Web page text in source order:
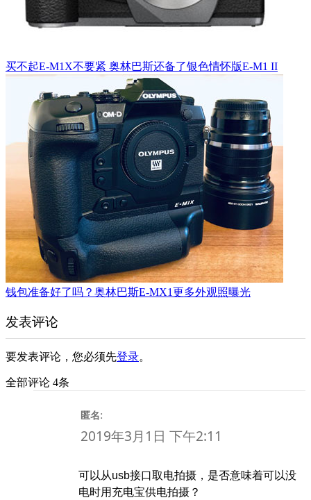
买不起E-M1X不要紧 奥林巴斯还备了银色情怀版E-M1 II
钱包准备好了吗？奥林巴斯E-MX1更多外观照曝光
发表评论
要发表评论，您必须先登录。
全部评论 4条
匿名:
2019年3月1日 下午2:11
可以从usb接口取电拍摄，是否意味着可以没
电时用充电宝供电拍摄？